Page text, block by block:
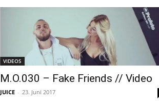
VIDEOS
M.O.030 – Fake Friends // Video
JUICE - 23. Juni 2017